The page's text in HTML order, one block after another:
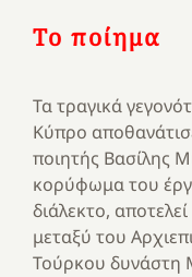
Το ποίημα
Τα τραγικά
Κύπρο
ποιητής Βασίλης
κορύφωμα του
διάλεκτο,
μεταξύ του
Τούρκου δυνάστη